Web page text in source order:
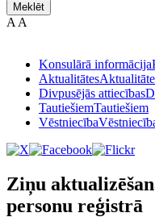
Meklēt
A A
Konsulārā informācija
Aktualitātes
Divpusējās attiecības
TautiešiemTautiešiem
Vēstniecība
Ziņu
personu reģistrā